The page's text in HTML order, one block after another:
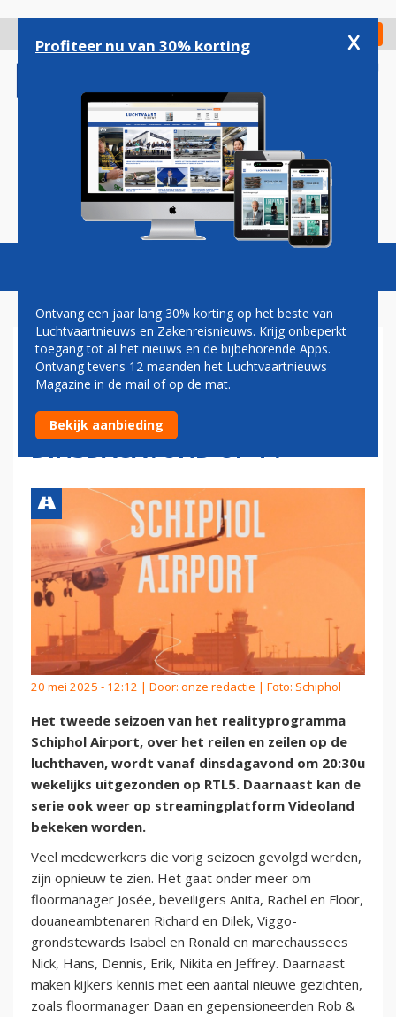
gaan
Check in
Magazine Podcasts Vacatures
NIEUW SEIZOEN
REALITYSERIE SCHIPHOL
AIRPORT VANAF
DINSDAGAVOND OP TV
20 mei 2025 - 12:12 | Door: onze redactie | Foto: Schiphol
Het tweede seizoen van het realityprogramma
Schiphol Airport, over het reilen en zeilen op de
luchthaven, wordt vanaf dinsdagavond om 20:30u
wekelijks uitgezonden op RTL5. Daarnaast kan de
serie ook weer op streamingplatform Videoland
bekeken worden.
Veel medewerkers die vorig seizoen gevolgd werden,
zijn opnieuw te zien. Het gaat onder meer om
floormanager Josée, beveiligers Anita, Rachel en Floor,
douaneambtenaren Richard en Dilek, Viggo-
grondstewards Isabel en Ronald en marechaussees
Nick, Hans, Dennis, Erik, Nikita en Jeffrey. Daarnaast
maken kijkers kennis met een aantal nieuwe gezichten,
zoals floormanager Daan en gepensioneerden Rob &
Profiteer nu van 30% korting x
Ontvang een jaar lang 30% korting op het beste van
Luchtvaartnieuws en Zakenreisnieuws. Krijg onbeperkt
toegang tot al het nieuws en de bijbehorende Apps.
Ontvang tevens 12 maanden het Luchtvaartnieuws
Magazine in de mail of op de mat.
Bekijk aanbieding